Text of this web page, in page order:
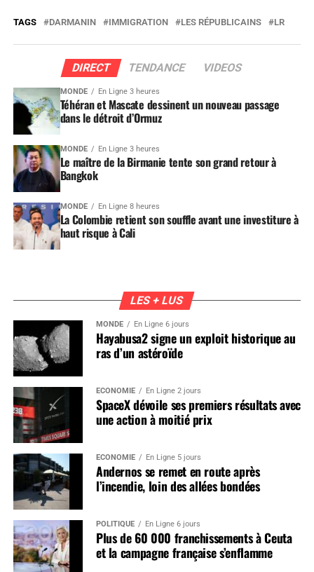
TAGS DARMANIN IMMIGRATION LES RÉPUBLICAINS LR
DIRECT TENDANCE VIDEOS
MONDE En Ligne 3 heures
Téhéran et Mascate dessinent un nouveau passage
dans le détroit d’Ormuz
MONDE En Ligne 3 heures
Le maître de la Birmanie tente son grand retour à
Bangkok
MONDE En Ligne 8 heures
La Colombie retient son souffle avant une investiture à
haut risque à Cali
LES + LUS
MONDE En Ligne 6 jours
Hayabusa2 signe un exploit historique au
ras d’un astéroïde
ÉCONOMIE En Ligne 2 jours
SpaceX dévoile ses premiers résultats avec
une action à moitié prix
ÉCONOMIE En Ligne 5 jours
Andernos se remet en route après
l’incendie, loin des allées bondées
POLITIQUE En Ligne 6 jours
Plus de 60 000 franchissements à Ceuta
et la campagne française s’enflamme